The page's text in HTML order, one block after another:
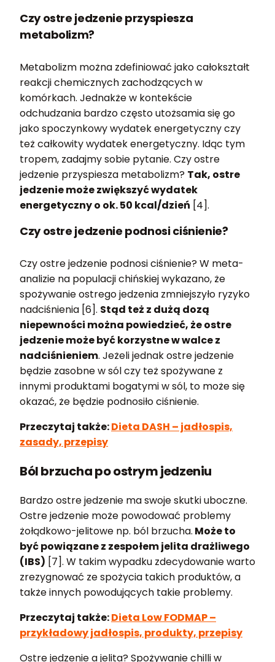
Czy ostre jedzenie przyspiesza
metabolizm?
Metabolizm można zdefiniować jako całokształt
reakcji chemicznych zachodzących w
komórkach. Jednakże w kontekście
odchudzania bardzo często utożsamia się go
jako spoczynkowy wydatek energetyczny czy
też całkowity wydatek energetyczny. Idąc tym
tropem, zadajmy sobie pytanie. Czy ostre
jedzenie przyspiesza metabolizm? Tak, ostre
jedzenie może zwiększyć wydatek
energetyczny o ok. 50 kcal/dzień [4].
Czy ostre jedzenie podnosi ciśnienie?
Czy ostre jedzenie podnosi ciśnienie? W meta-
analizie na populacji chińskiej wykazano, że
spożywanie ostrego jedzenia zmniejszyło ryzyko
nadciśnienia [6]. Stąd też z dużą dozą
niepewności można powiedzieć, że ostre
jedzenie może być korzystne w walce z
nadciśnieniem. Jeżeli jednak ostre jedzenie
będzie zasobne w sól czy też spożywane z
innymi produktami bogatymi w sól, to może się
okazać, że będzie podnosiło ciśnienie.
Przeczytaj także:Dieta DASH – jadłospis,
zasady, przepisy
Ból brzucha po ostrym jedzeniu
Bardzo ostre jedzenie ma swoje skutki uboczne.
Ostre jedzenie może powodować problemy
żołądkowo-jelitowe np. ból brzucha. Może to
być powiązane z zespołem jelita drażliwego
(IBS) [7]. W takim wypadku zdecydowanie warto
zrezygnować ze spożycia takich produktów, a
także innych powodujących takie problemy.
Przeczytaj także:Dieta Low FODMAP –
przykładowy jadłospis, produkty, przepisy
Ostre jedzenie a jelita? Spożywanie chilli w